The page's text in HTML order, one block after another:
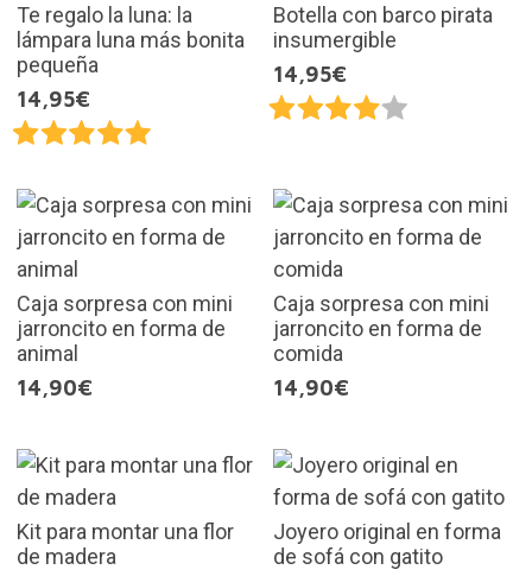
Te regalo la luna: la
lámpara luna más bonita
pequeña
14,95€
Botella con barco pirata
insumergible
14,95€
Caja sorpresa con mini
jarroncito en forma de
animal
14,90€
Caja sorpresa con mini
jarroncito en forma de
comida
14,90€
Kit para montar una flor
de madera
Joyero original en forma
de sofá con gatito